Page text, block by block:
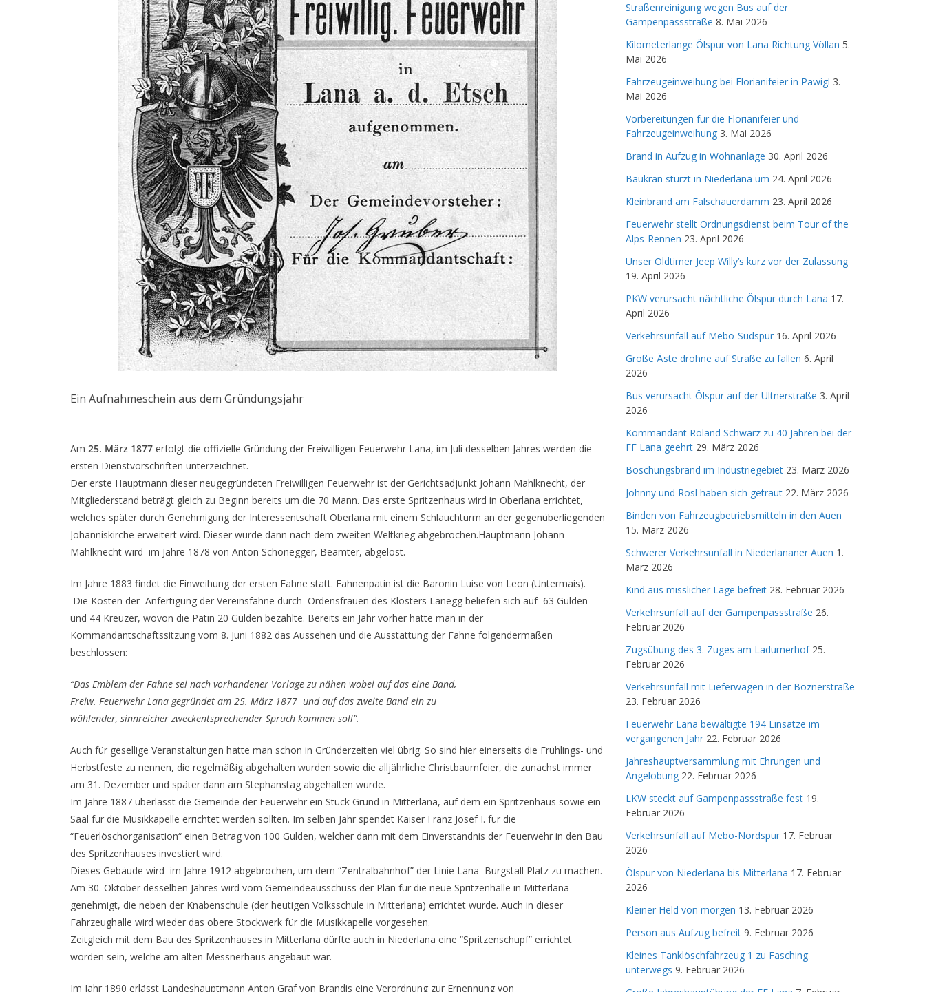
Ein Aufnahmeschein aus dem Gründungsjahr
Am 25. März 1877 erfolgt die offizielle Gründung der Freiwilligen Feuerwehr Lana, im Juli desselben Jahres werden die
ersten Dienstvorschriften unterzeichnet.
Der erste Hauptmann dieser neugegründeten Freiwilligen Feuerwehr ist der Gerichtsadjunkt Johann Mahlknecht, der
Mitgliederstand beträgt gleich zu Beginn bereits um die 70 Mann. Das erste Spritzenhaus wird in Oberlana errichtet,
welches später durch Genehmigung der Interessentschaft Oberlana mit einem Schlauchturm an der gegenüberliegenden
Johanniskirche erweitert wird. Dieser wurde dann nach dem zweiten Weltkrieg abgebrochen.Hauptmann Johann
Mahlknecht wird im Jahre 1878 von Anton Schönegger, Beamter, abgelöst.
Im Jahre 1883 findet die Einweihung der ersten Fahne statt. Fahnenpatin ist die Baronin Luise von Leon (Untermais).
Die Kosten der Anfertigung der Vereinsfahne durch Ordensfrauen des Klosters Lanegg beliefen sich auf 63 Gulden
und 44 Kreuzer, wovon die Patin 20 Gulden bezahlte. Bereits ein Jahr vorher hatte man in der
Kommandantschaftssitzung vom 8. Juni 1882 das Aussehen und die Ausstattung der Fahne folgendermaßen
beschlossen:
“Das Emblem der Fahne sei nach vorhandener Vorlage zu nähen wobei auf das eine Band‚
Freiw. Feuerwehr Lana gegründet am 25. März 1877 und auf das zweite Band ein zu
wählender, sinnreicher zweckentsprechender Spruch kommen soll”.
Auch für gesellige Veranstaltungen hatte man schon in Gründerzeiten viel übrig. So sind hier einerseits die Frühlings- und
Herbstfeste zu nennen, die regelmäßig abgehalten wurden sowie die alljährliche Christbaumfeier, die zunächst immer
am 31. Dezember und später dann am Stephanstag abgehalten wurde.
Im Jahre 1887 überlässt die Gemeinde der Feuerwehr ein Stück Grund in Mitterlana, auf dem ein Spritzenhaus sowie ein
Saal für die Musikkapelle errichtet werden sollten. Im selben Jahr spendet Kaiser Franz Josef I. für die
“Feuerlöschorganisation“ einen Betrag von 100 Gulden, welcher dann mit dem Einverständnis der Feuerwehr in den Bau
des Spritzenhauses investiert wird.
Dieses Gebäude wird im Jahre 1912 abgebrochen, um dem “Zentralbahnhof” der Linie Lana–Burgstall Platz zu machen.
Am 30. Oktober desselben Jahres wird vom Gemeindeausschuss der Plan für die neue Spritzenhalle in Mitterlana
genehmigt, die neben der Knabenschule (der heutigen Volksschule in Mitterlana) errichtet wurde. Auch in dieser
Fahrzeughalle wird wieder das obere Stockwerk für die Musikkapelle vorgesehen.
Zeitgleich mit dem Bau des Spritzenhauses in Mitterlana dürfte auch in Niederlana eine “Spritzenschupf” errichtet
worden sein, welche am alten Messnerhaus angebaut war.
Im Jahr 1890 erlässt Landeshauptmann Anton Graf von Brandis eine Verordnung zur Ernennung von
Straßenreinigung wegen Bus auf der
Gampenpassstraße 8. Mai 2026
Kilometerlange Ölspur von Lana Richtung Völlan 5.
Mai 2026
Fahrzeugeinweihung bei Florianifeier in Pawigl 3.
Mai 2026
Vorbereitungen für die Florianifeier und
Fahrzeugeinweihung 3. Mai 2026
Brand in Aufzug in Wohnanlage 30. April 2026
Baukran stürzt in Niederlana um 24. April 2026
Kleinbrand am Falschauerdamm 23. April 2026
Feuerwehr stellt Ordnungsdienst beim Tour of the
Alps-Rennen 23. April 2026
Unser Oldtimer Jeep Willy’s kurz vor der Zulassung
19. April 2026
PKW verursacht nächtliche Ölspur durch Lana 17.
April 2026
Verkehrsunfall auf Mebo-Südspur 16. April 2026
Große Äste drohne auf Straße zu fallen 6. April
2026
Bus verursacht Ölspur auf der Ultnerstraße 3. April
2026
Kommandant Roland Schwarz zu 40 Jahren bei der
FF Lana geehrt 29. März 2026
Böschungsbrand im Industriegebiet 23. März 2026
Johnny und Rosl haben sich getraut 22. März 2026
Binden von Fahrzeugbetriebsmitteln in den Auen
15. März 2026
Schwerer Verkehrsunfall in Niederlananer Auen 1.
März 2026
Kind aus misslicher Lage befreit 28. Februar 2026
Verkehrsunfall auf der Gampenpassstraße 26.
Februar 2026
Zugsübung des 3. Zuges am Ladurnerhof 25.
Februar 2026
Verkehrsunfall mit Lieferwagen in der Boznerstraße
23. Februar 2026
Feuerwehr Lana bewältigte 194 Einsätze im
vergangenen Jahr 22. Februar 2026
Jahreshauptversammlung mit Ehrungen und
Angelobung 22. Februar 2026
LKW steckt auf Gampenpassstraße fest 19.
Februar 2026
Verkehrsunfall auf Mebo-Nordspur 17. Februar
2026
Ölspur von Niederlana bis Mitterlana 17. Februar
2026
Kleiner Held von morgen 13. Februar 2026
Person aus Aufzug befreit 9. Februar 2026
Kleines Tanklöschfahrzeug 1 zu Fasching
unterwegs 9. Februar 2026